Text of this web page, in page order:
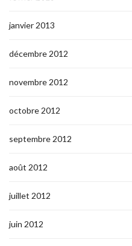
janvier 2013
décembre 2012
novembre 2012
octobre 2012
septembre 2012
août 2012
juillet 2012
juin 2012